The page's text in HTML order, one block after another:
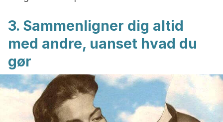
3. Sammenligner dig altid
med andre, uanset hvad du
gør